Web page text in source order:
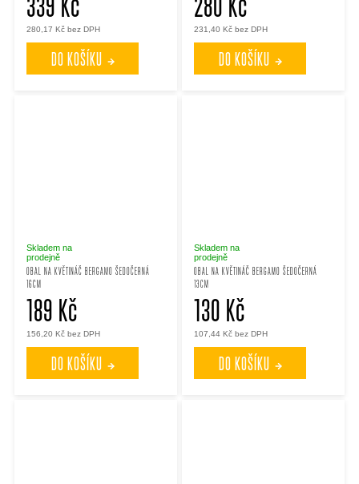
280,17 Kč bez DPH
DO KOŠÍKU
231,40 Kč bez DPH
DO KOŠÍKU
OBAL NA KVĚTINÁČ BERGAMO ŠEDOČERNÁ
16CM
Skladem na
prodejně
156,20 Kč bez DPH
189 Kč
DO KOŠÍKU
OBAL NA KVĚTINÁČ BERGAMO ŠEDOČERNÁ
13CM
Skladem na
prodejně
107,44 Kč bez DPH
130 Kč
DO KOŠÍKU